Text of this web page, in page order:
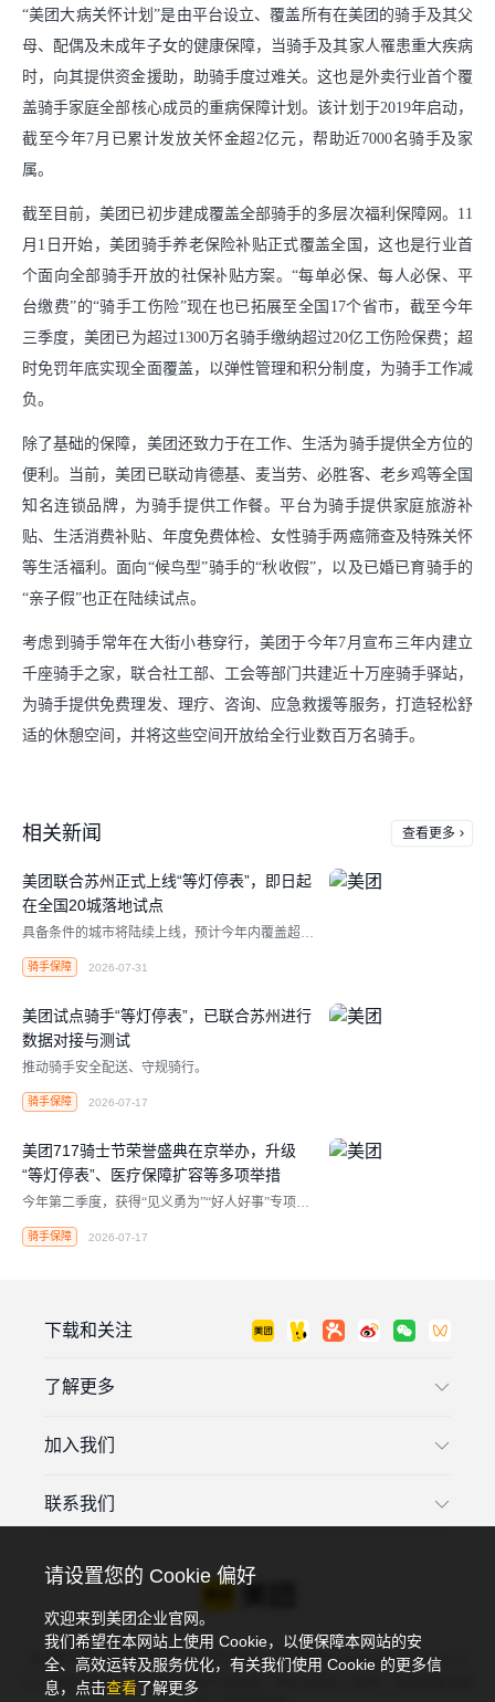
“美团大病关怀计划”是由平台设立、覆盖所有在美团的骑手及其父
母、配偶及未成年子女的健康保障，当骑手及其家人罹患重大疾病
时，向其提供资金援助，助骑手度过难关。这也是外卖行业首个覆
盖骑手家庭全部核心成员的重病保障计划。该计划于2019年启动，
截至今年7月已累计发放关怀金超2亿元，帮助近7000名骑手及家
属。
截至目前，美团已初步建成覆盖全部骑手的多层次福利保障网。11
月1日开始，美团骑手养老保险补贴正式覆盖全国，这也是行业首
个面向全部骑手开放的社保补贴方案。“每单必保、每人必保、平
台缴费”的“骑手工伤险”现在也已拓展至全国17个省市，截至今年
三季度，美团已为超过1300万名骑手缴纳超过20亿工伤险保费；超
时免罚年底实现全面覆盖，以弹性管理和积分制度，为骑手工作减
负。
除了基础的保障，美团还致力于在工作、生活为骑手提供全方位的
便利。当前，美团已联动肯德基、麦当劳、必胜客、老乡鸡等全国
知名连锁品牌，为骑手提供工作餐。平台为骑手提供家庭旅游补
贴、生活消费补贴、年度免费体检、女性骑手两癌筛查及特殊关怀
等生活福利。面向“候鸟型”骑手的“秋收假”，以及已婚已育骑手的
“亲子假”也正在陆续试点。
考虑到骑手常年在大街小巷穿行，美团于今年7月宣布三年内建立
千座骑手之家，联合社工部、工会等部门共建近十万座骑手驿站，
为骑手提供免费理发、理疗、咨询、应急救援等服务，打造轻松舒
适的休憩空间，并将这些空间开放给全行业数百万名骑手。
相关新闻 查看更多
美团联合苏州正式上线“等灯停表”，即日起
在全国20城落地试点
具备条件的城市将陆续上线，预计今年内覆盖超百
万骑手。
骑手保障 2026-07-31
美团试点骑手“等灯停表”，已联合苏州进行
数据对接与测试
推动骑手安全配送、守规骑行。
骑手保障 2026-07-17
美团717骑士节荣誉盛典在京举办，升级
“等灯停表”、医疗保障扩容等多项举措
今年第二季度，获得“见义勇为”“好人好事”专项激
励的骑手超220位，同比增超150%，上半年累计超
420位，已超过去年全年。
骑手保障 2026-07-17
请设置您的 Cookie 偏好
欢迎来到美团企业官网。
我们希望在本网站上使用 Cookie，以便保障本网站的安
全、高效运转及服务优化，有关我们使用 Cookie 的更多信
息，点击查看了解更多
了解更多
加入我们
联系我们
下载和关注
违法和不良信息投诉电话：4006018900，投诉邮箱：tousu@meituan.com
以上渠道可投诉：互联网违法和不良信息，涉及未成年人保护、互联网算法推